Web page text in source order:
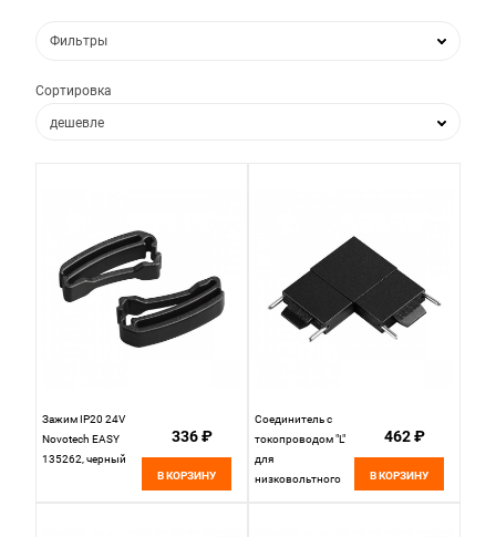
Фильтры
Сортировка
дешевле
по новизне
Зажим IP20 24V
Novotech EASY
135262, черный
336 ₽
В КОРЗИНУ
Соединитель с
токопроводом "L"
для
низковольтного
462 ₽
В КОРЗИНУ